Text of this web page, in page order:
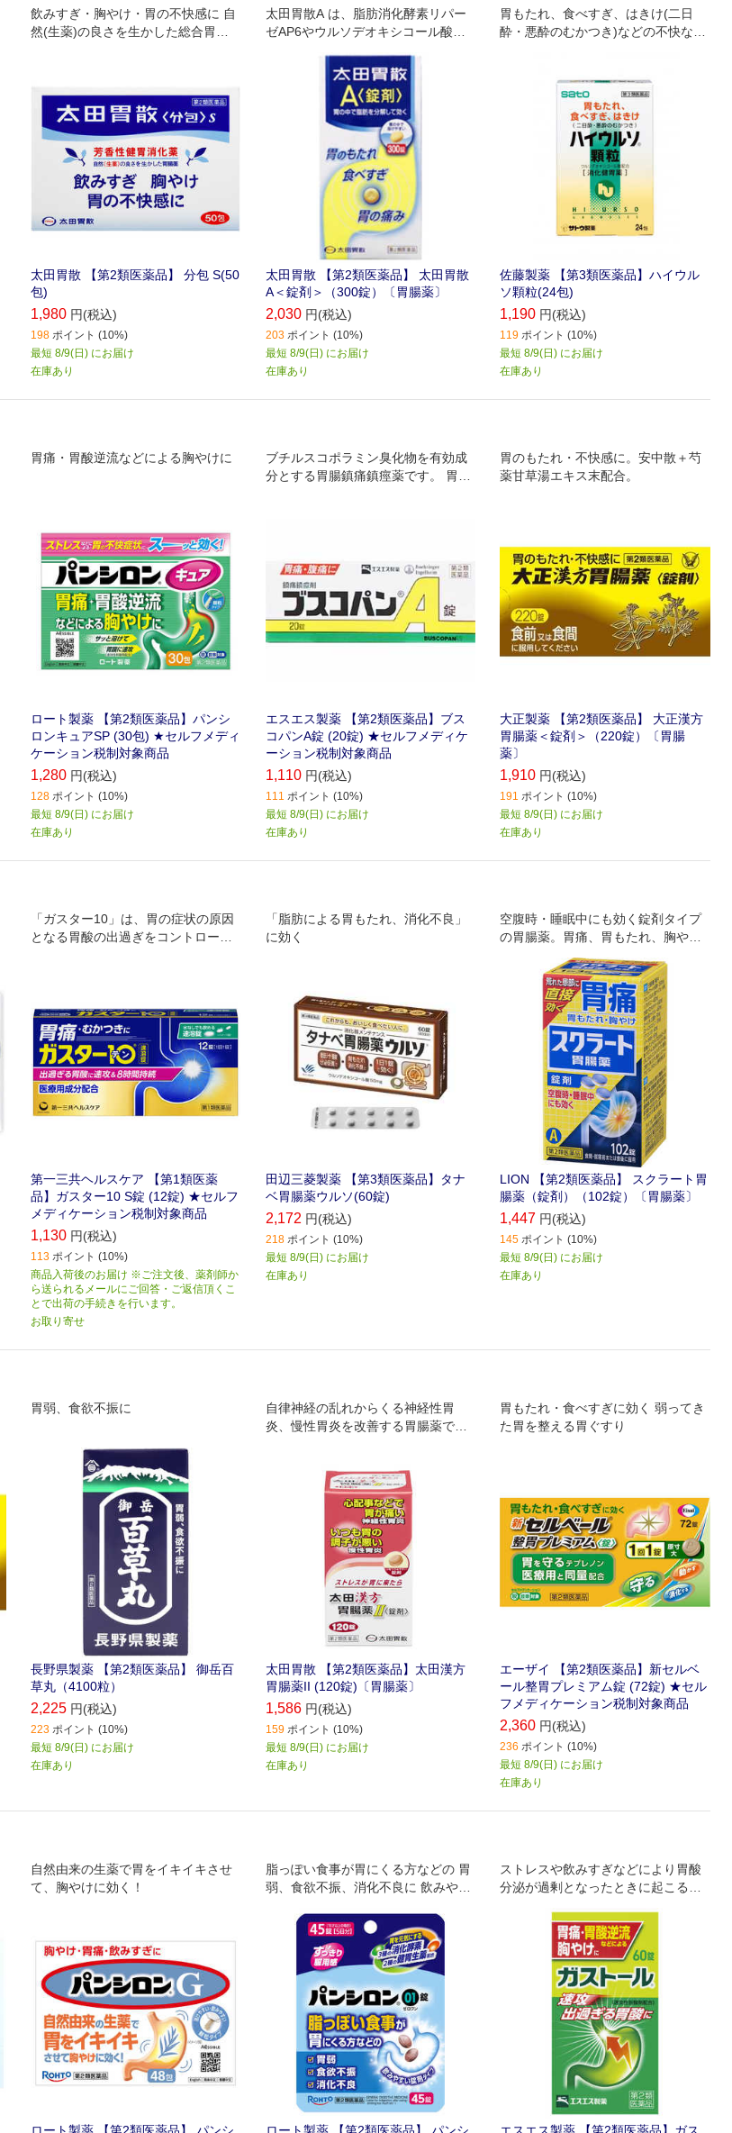
飲みすぎ・胸やけ・胃の不快感に 自
然(生薬)の良さを生かした総合胃腸
太田胃散 【第2類医薬品】 分包 S(50
包)
1,980 円(税込)
198 ポイント (10%)
最短 8/9(日) にお届け
在庫あり
太田胃散A は、脂肪消化酵素リパー
ゼAP6やウルソデオキシコール酸に
するのが特徴です。
太田胃散 【第2類医薬品】 太田胃散
A＜錠剤＞（300錠）〔胃腸薬〕
2,030 円(税込)
203 ポイント (10%)
最短 8/9(日) にお届け
在庫あり
胃もたれ、食べすぎ、はきけ(二日
酔・悪酔のむかつき)などの不快な症
佐藤製薬 【第3類医薬品】ハイウル
ソ顆粒(24包)
1,190 円(税込)
119 ポイント (10%)
最短 8/9(日) にお届け
在庫あり
胃痛・胃酸逆流などによる胸やけに
ロート製薬 【第2類医薬品】パンシ
ロンキュアSP (30包) ★セルフメディ
ケーション税制対象商品
1,280 円(税込)
128 ポイント (10%)
最短 8/9(日) にお届け
在庫あり
ブチルスコポラミン臭化物を有効成
分とする胃腸鎮痛鎮痙薬です。 胃腸
エスエス製薬 【第2類医薬品】ブス
コパンA錠 (20錠) ★セルフメディケ
ーション税制対象商品
1,110 円(税込)
111 ポイント (10%)
最短 8/9(日) にお届け
在庫あり
胃のもたれ・不快感に。安中散＋芍
薬甘草湯エキス末配合。
大正製薬 【第2類医薬品】 大正漢方
胃腸薬＜錠剤＞（220錠）〔胃腸
薬〕
1,910 円(税込)
191 ポイント (10%)
最短 8/9(日) にお届け
在庫あり
「ガスター10」は、胃の症状の原因
となる胃酸の出過ぎをコントロール
第一三共ヘルスケア 【第1類医薬
品】ガスター10 S錠 (12錠) ★セルフ
メディケーション税制対象商品
1,130 円(税込)
113 ポイント (10%)
商品入荷後のお届け ※ご注文後、薬剤師か
ら送られるメールにご回答・ご返信頂くこ
とで出荷の手続きを行います。
お取り寄せ
「脂肪による胃もたれ、消化不良」
に効く
田辺三菱製薬 【第3類医薬品】タナ
ベ胃腸薬ウルソ(60錠)
2,172 円(税込)
218 ポイント (10%)
最短 8/9(日) にお届け
在庫あり
空腹時・睡眠中にも効く錠剤タイプ
の胃腸薬。胃痛、胃もたれ、胸やけ
に優れた効果。
LION 【第2類医薬品】 スクラート胃
腸薬（錠剤）（102錠）〔胃腸薬〕
1,447 円(税込)
145 ポイント (10%)
最短 8/9(日) にお届け
在庫あり
胃弱、食欲不振に
長野県製薬 【第2類医薬品】 御岳百
草丸（4100粒）
2,225 円(税込)
223 ポイント (10%)
最短 8/9(日) にお届け
在庫あり
自律神経の乱れからくる神経性胃
炎、慢性胃炎を改善する胃腸薬で
太田胃散 【第2類医薬品】太田漢方
胃腸薬II (120錠)〔胃腸薬〕
1,586 円(税込)
159 ポイント (10%)
最短 8/9(日) にお届け
在庫あり
胃もたれ・食べすぎに効く 弱ってき
た胃を整える胃ぐすり
エーザイ 【第2類医薬品】新セルベ
ール整胃プレミアム錠 (72錠) ★セル
フメディケーション税制対象商品
2,360 円(税込)
236 ポイント (10%)
最短 8/9(日) にお届け
在庫あり
自然由来の生薬で胃をイキイキさせ
て、胸やけに効く！
脂っぽい食事が胃にくる方などの 胃
弱、食欲不振、消化不良に 飲みやす
ストレスや飲みすぎなどにより胃酸
分泌が過剰となったときに起こる、
つらい胃の症状に効果を発揮しま
す。 胃痛・胃もたれ・胸焼けに。